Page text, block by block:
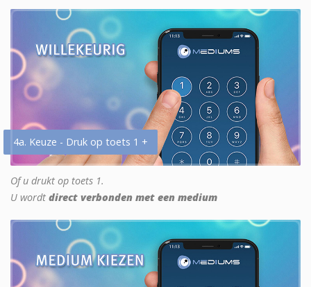
4a. Keuze - Druk op toets 1 +
Of u drukt op toets 1.
U wordt direct verbonden met een medium